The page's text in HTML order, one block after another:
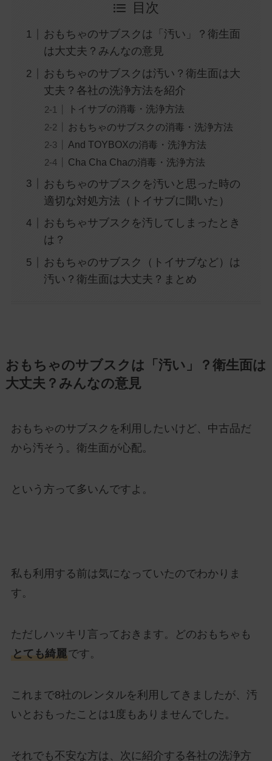
目次
おもちゃのサブスクは「汚い」？衛生面
は大丈夫？みんなの意見
おもちゃのサブスクは汚い？衛生面は大
丈夫？各社の洗浄方法を紹介
トイサブの消毒・洗浄方法
おもちゃのサブスクの消毒・洗浄方法
And TOYBOXの消毒・洗浄方法
Cha Cha Chaの消毒・洗浄方法
おもちゃのサブスクを汚いと思った時の
適切な対処方法（トイサブに聞いた）
おもちゃサブスクを汚してしまったとき
は？
おもちゃのサブスク（トイサブなど）は
汚い？衛生面は大丈夫？まとめ
おもちゃのサブスクは「汚い」？衛生面は
大丈夫？みんなの意見
おもちゃのサブスクを利用したいけど、中古品だ
から汚そう。衛生面が心配。
という方って多いんですよ。
私も利用する前は気になっていたのでわかりま
す。
ただしハッキリ言っておきます。どのおもちゃも
とても綺麗です。
これまで8社のレンタルを利用してきましたが、汚
いとおもったことは1度もありませんでした。
それでも不安な方は、次に紹介する各社の洗浄方